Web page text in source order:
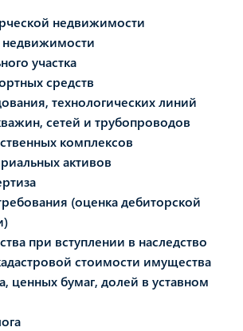
недвижимости
участка
средств
технологических линий
сетей и трубопроводов
комплексов
активов
(оценка дебиторской
при вступлении в наследство
стоимости имущества
ценных бумаг, долей в уставном